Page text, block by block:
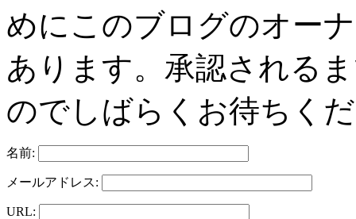
めにこのブログのオー
あります。承認される
のでしばらくお待ちく
名前:
メールアドレス:
URL: